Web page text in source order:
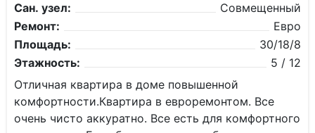
Сан. узел:
Совмещенный
Ремонт:
Евро
Площадь:
30/18/8
Этажность:
5 / 12
Отличная квартира в доме повышенной
комфортности.Квартира в евроремонтом. Все
очень чисто аккуратно. Все есть для комфортного